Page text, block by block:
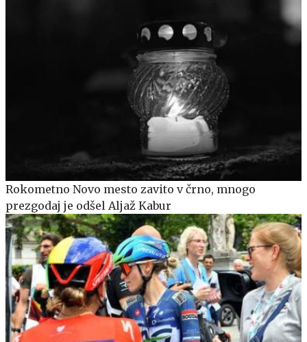
Rokometno Novo mesto zavito v črno, mnogo
prezgodaj je odšel Aljaž Kabur